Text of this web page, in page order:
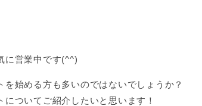
に営業中です(^^)
始める方も多いのではないでしょうか？
ついてご紹介したいと思います！